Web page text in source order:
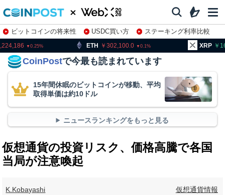
ビットコインの将来性 USDC買い方
ステーキング利率比較
株特集・関連銘柄
ETH 302,100.0 XRP 163.37
CoinPostで今最も読まれています
15年間休眠のビットコインが移動、平均
取得単価は約10ドル
ニュースランキングをもっと見る
仮想通貨の投資リスク、価格高騰で各国
当局が注意喚起
K.Kobayashi
仮想通貨情報